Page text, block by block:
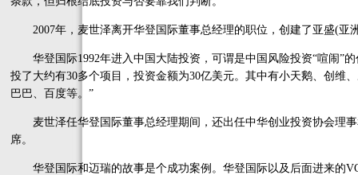
2007年，麦世泽离开华登国际董事总经理的职位，创建了亚盛(亚
华登国际1992年进入中国大陆投资，可谓是中国风险投资“喧闹”
投了大约有30多个项目，投资金额为30亿美元。其中有小天鹅、创维
巴巴、百度等。”
麦世泽任华登国际董事总经理期间，还出任中华创业投资协会理
席。
华登国际和迈瑞的故事是个成功案例。华登国际以及后面进来的